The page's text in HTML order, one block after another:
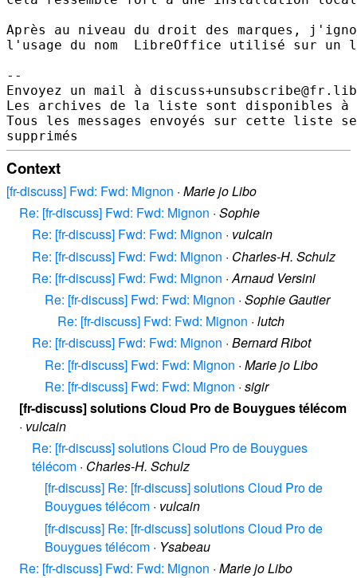
Après au niveau du droit des marques,
l'usage du nom  LibreOffice utilisé sur un
--
Envoyez un mail à
Les archives de la liste sont disponibles à
Tous les messages envoyés sur cette liste
Context
[fr-discuss] Fwd: Fwd: Mignon · Marie jo Libo
Re: [fr-discuss] Fwd: Fwd: Mignon · Sophie
Re: [fr-discuss] Fwd: Fwd: Mignon · vulcain
Re: [fr-discuss] Fwd: Fwd: Mignon · Charles-H. Schulz
Re: [fr-discuss] Fwd: Fwd: Mignon ·Arnaud Versini
Re: [fr-discuss] Fwd: Fwd: Mignon · Sophie Gautier
Re: [fr-discuss] Fwd: Fwd: Mignon · lutch
Re: [fr-discuss] Fwd: Fwd: Mignon · Bernard Ribot
Re: [fr-discuss] Fwd: Fwd: Mignon · Marie jo Libo
Re: [fr-discuss] Fwd: Fwd: Mignon · sigir
[fr-discuss] solutions Cloud Pro de Bouygues télécom
· vulcain
Re: [fr-discuss] solutions Cloud Pro de Bouygues
télécom · Charles-H. Schulz
[fr-discuss] Re: [fr-discuss] solutions Cloud Pro de
Bouygues télécom · vulcain
[fr-discuss] Re: [fr-discuss] solutions Cloud Pro de
Bouygues télécom · Ysabeau
Re: [fr-discuss] Fwd: Fwd: Mignon · Marie jo Libo